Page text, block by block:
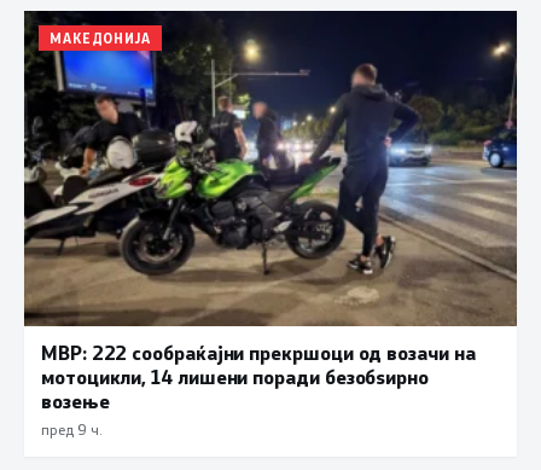
МАКЕДОНИЈА
МВР: 222 сообраќајни прекршоци од возачи на
мотоцикли, 14 лишени поради безобѕирно
возење
пред 9 ч.